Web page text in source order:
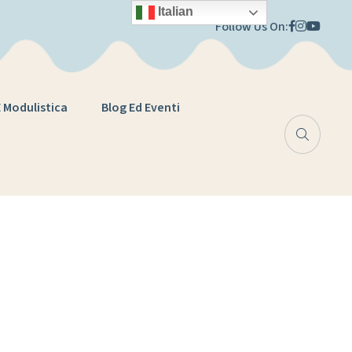
Follow Us On:
Modulistica Blog Ed Eventi
Italian